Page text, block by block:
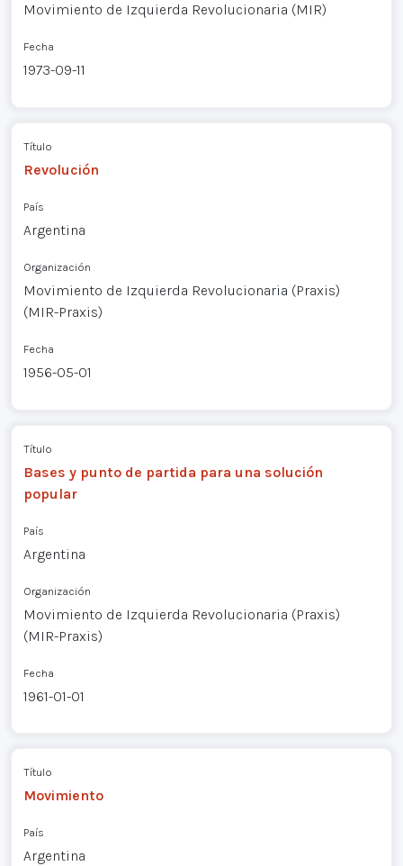
Movimiento de Izquierda Revolucionaria (MIR)
Fecha
1973-09-11
Título
Revolución
País
Argentina
Organización
Movimiento de Izquierda Revolucionaria (Praxis)
(MIR-Praxis)
Fecha
1956-05-01
Título
Bases y punto de partida para una solución
popular
País
Argentina
Organización
Movimiento de Izquierda Revolucionaria (Praxis)
(MIR-Praxis)
Fecha
1961-01-01
Título
Movimiento
País
Argentina